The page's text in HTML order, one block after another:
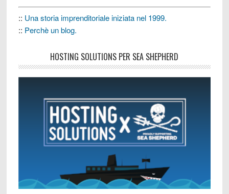
:: Una storia imprenditoriale iniziata nel 1999.
:: Perchè un blog.
HOSTING SOLUTIONS PER SEA SHEPHERD